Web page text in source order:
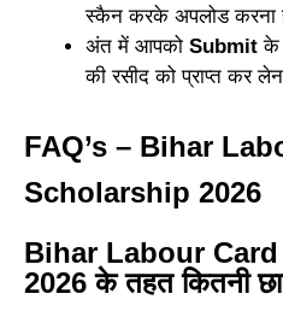
स्कैन करके अपलोड करना
अंत में आपको Submitके
की रसीद को प्राप्त कर
FAQ’s – Bihar
Scholarship 2026
Bihar Labour
2026 के तहत कितनी